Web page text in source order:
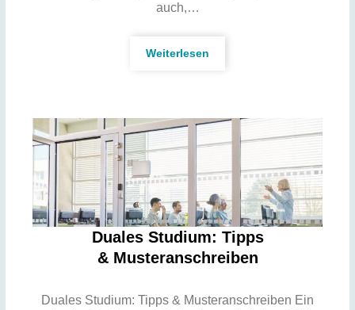
auch,…
Weiterlesen
Duales Studium: Tipps
& Musteranschreiben
Duales Studium: Tipps & Musteranschreiben Ein